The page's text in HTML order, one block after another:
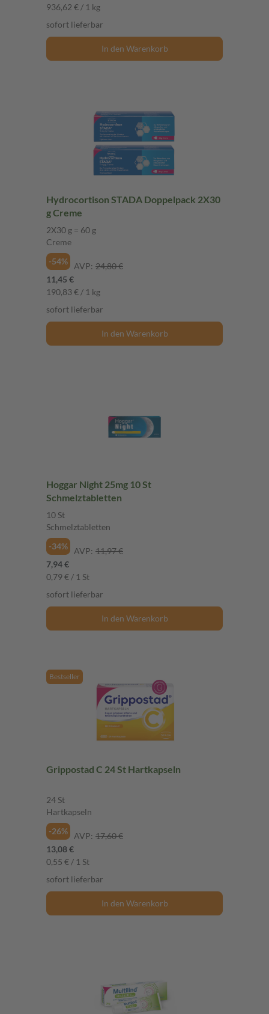
936,62 € / 1 kg
sofort lieferbar
In den Warenkorb
Hydrocortison STADA Doppelpack 2X30
g Creme
2X30 g = 60 g
Creme
-54%
AVP: 24,80 €
11,45 €
190,83 € / 1 kg
sofort lieferbar
In den Warenkorb
Hoggar Night 25mg 10 St
Schmelztabletten
10 St
Schmelztabletten
-34%
AVP: 11,97 €
7,94 €
0,79 € / 1 St
sofort lieferbar
In den Warenkorb
Bestseller
Grippostad C 24 St Hartkapseln
24 St
Hartkapseln
-26%
AVP: 17,60 €
13,08 €
0,55 € / 1 St
sofort lieferbar
In den Warenkorb